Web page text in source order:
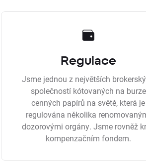
Regulace
Jsme jednou z největších
společností kótovaných na burze
cenných papírů na světě, která je
regulována několika
dozorovými orgány. Jsme rovněž
kompenzačním fondem.